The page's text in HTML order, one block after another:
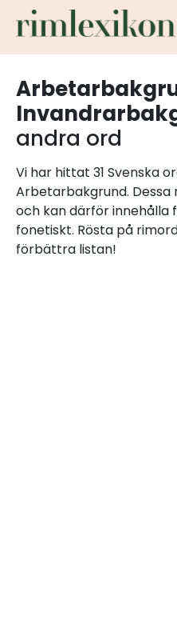
andra ord
Vi har hittat 31 Svenska
Arbetarbakgrund.
och kan därför innehålla
fonetiskt. Rösta på
förbättra listan!